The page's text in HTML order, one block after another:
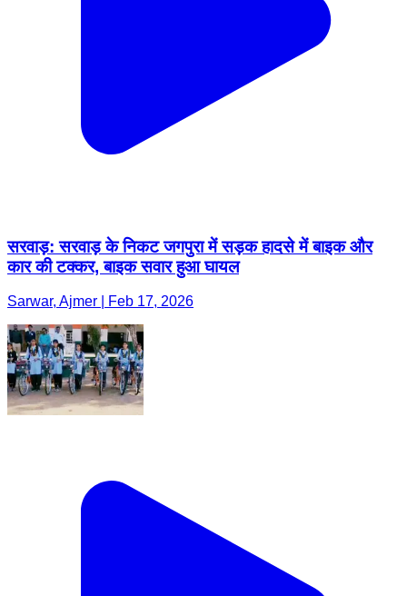
सरवाड़: सरवाड़ के निकट जगपुरा में सड़क हादसे में बाइक और
कार की टक्कर, बाइक सवार हुआ घायल
Sarwar, Ajmer | Feb 17, 2026